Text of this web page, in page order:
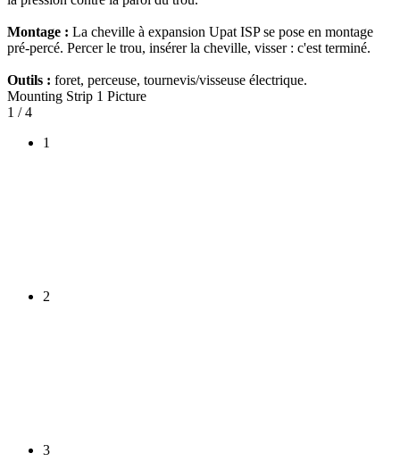
Montage : La cheville à expansion Upat ISP se pose en montage
pré-percé. Percer le trou, insérer la cheville, visser : c'est terminé.
Outils : foret, perceuse, tournevis/visseuse électrique.
Mounting Strip 1 Picture
1 / 4
1
2
3